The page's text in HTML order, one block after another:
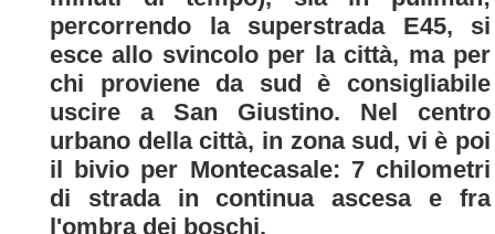
percorrendo la superstrada E45, si
esce allo svincolo per la città, ma per
chi proviene da sud è consigliabile
uscire a San Giustino. Nel centro
urbano della città, in zona sud, vi è poi
il bivio per Montecasale: 7 chilometri
di strada in continua ascesa e fra
l'ombra dei boschi.